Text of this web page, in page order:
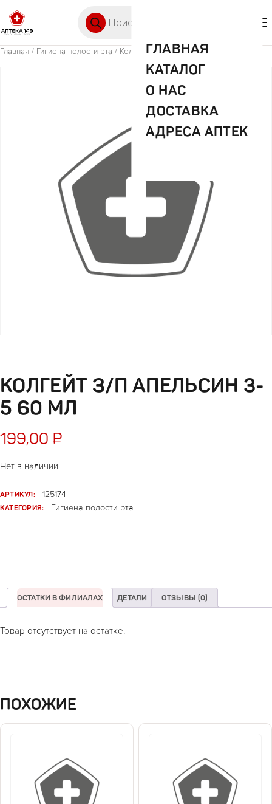
ГЛАВНАЯ
КАТАЛОГ
О НАС
ДОСТАВКА
АДРЕСА АПТЕК
Главная / Гигиена полости рта / Колгейт з/п АПЕЛЬСИН 3-5 60 мл
КОЛГЕЙТ З/П АПЕЛЬСИН 3-
5 60 МЛ
199,00 ₽
Нет в наличии
АРТИКУЛ:
125174
КАТЕГОРИЯ:
Гигиена полости рта
ОСТАТКИ В ФИЛИАЛАХ ДЕТАЛИ ОТЗЫВЫ (0)
Товар отсутствует на остатке.
ПОХОЖИЕ